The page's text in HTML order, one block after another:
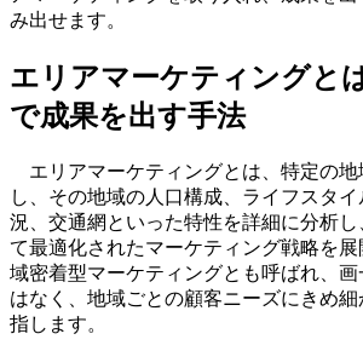
み出せます。
エリアマーケティングと
で成果を出す手法
エリアマーケティングとは、特定の地
し、その地域の人口構成、ライフスタ
況、交通網といった特性を詳細に分析
て最適化されたマーケティング戦略を
域密着型マーケティングとも呼ばれ、
はなく、地域ごとの顧客ニーズにきめ細
指します。